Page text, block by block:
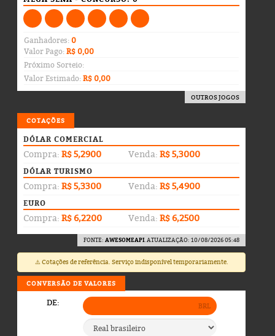
Ganhadores:0
Valor Pago:R$ 0,00
Próximo Sorteio:
Valor Estimado:R$ 0,00
OUTROS JOGOS
COTAÇÕES
DÓLAR COMERCIAL
Compra: R$ 5,2900 Venda: R$ 5,3000
DÓLAR TURISMO
Compra: R$ 5,3300 Venda: R$ 5,4900
EURO
Compra: R$ 6,2200 Venda: R$ 6,2500
FONTE: AWESOMEAPI. ATUALIZAÇÃO: 10/08/2026 05:48
⚠️ Cotações de referência. Serviço indisponível temporariamente.
CONVERSÃO DE VALORES